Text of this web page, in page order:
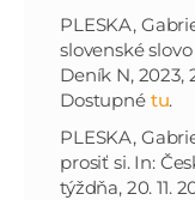
PLESKA,
slovenské
Deník N, 2023,
Dostupné tu.
PLESKA,
prosiť si. In:
týždňa, 20. 11.